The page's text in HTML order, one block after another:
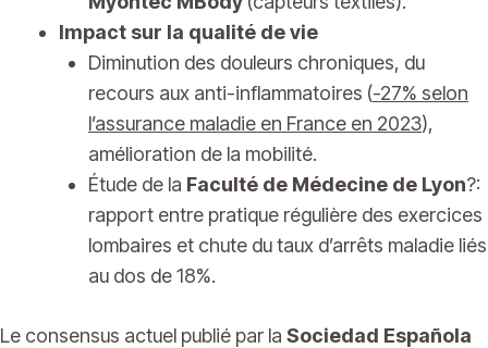
Impact sur la qualité de vie
Diminution des douleurs chroniques, du
recours aux anti-inflammatoires (-27% selon
l’assurance maladie en France en 2023),
amélioration de la mobilité.
Étude de la Faculté de Médecine de Lyon?:
rapport entre pratique régulière des exercices
lombaires et chute du taux d’arrêts maladie liés
au dos de 18%.
Le consensus actuel publié par la Sociedad Española